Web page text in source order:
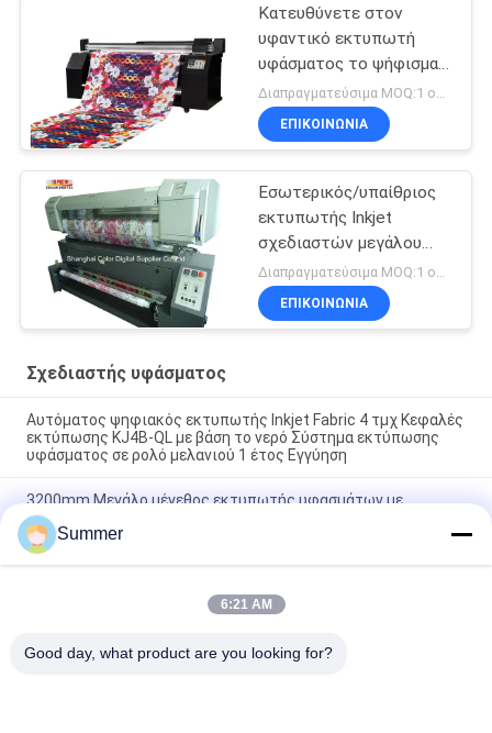
Κατευθύνετε στον
υφαντικό εκτυπωτή
υφάσματος το ψήφισμα
μηχανών 1400DPI
Διαπραγματεύσιμα MOQ:1 ομάδα
ΕΠΙΚΟΙΝΩΝΙΑ
Εσωτερικός/υπαίθριος
εκτυπωτής Inkjet
σχεδιαστών μεγάλου
σχήματος εκτύπωσης
Διαπραγματεύσιμα MOQ:1 ομάδα
ΕΠΙΚΟΙΝΩΝΙΑ
Σχεδιαστής υφάσματος
Αυτόματος ψηφιακός εκτυπωτής Inkjet Fabric 4 τμχ Κεφαλές
εκτύπωσης KJ4B-QL με βάση το νερό Σύστημα εκτύπωσης
υφάσματος σε ρολό μελανιού 1 έτος Εγγύηση
3200mm Μεγάλο μέγεθος εκτυπωτής υφασμάτων με
θερμαντήρα Inline Machine για υλικά βαμβακιού και
πολυεστέρας Σύστημα εκτύπωσης υφασμάτων
μηχανή για βαμβάκι και υφάσματα πολυεστέρα Inkjet
κλωστοϋφαντουργικός εκτυπωτής με σύστημα
Summer
6:21 AM
Good day, what product are you looking for?